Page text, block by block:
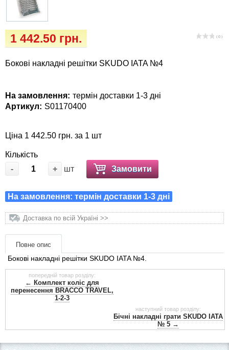
( 0 )
1 442.50 грн.
Бокові накладні решітки SKUDO IATA №4
На замовлення: термін доставки 1-3 дні
Артикул: S01170400
Ціна 1 442.50 грн. за 1 шт
Кількість
-
+ шт Замовити
На замовлення: термін доставки 1-3 дні
Доставка по всій Україні >>
Повне опис
Бокові накладні решітки SKUDO IATA №4.
попередній товар розділу:
← Комплект коліс для
перенесення BRACCO TRAVEL,
1-2-3
наступний товар розділу:
Бічні накладні грати SKUDO IATA
№ 5 →
Vet Diet Canine Wet - ветеринарные диеты
для собак
килимки
Миски, автогодівниці, поілки
Післяопераційні засоби та витратні
Товари для голубів
Товари для гризунів
Товари для коней